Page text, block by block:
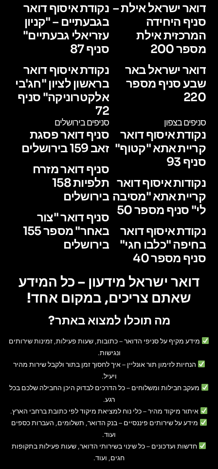
דואר ישראל אילת –
סניף היחידה
המרכזית אילת
מספר 200
דואר ישראל באר
שבע סניף מספר
220
נקודת איסוף דואר
בגבעתיים – "קניון
עזריאלי גבעתיים"
סניף 87
נקודת איסוף דואר
בראשון לציון "חג'בי
אלקטרוניקה" סניף
72
סניפים בצפון
נקודת איסוף דואר
קריית אתא "קטוף"
סניף 93
נקודות איסוף דואר
קריית אתא "מסיבה
לי" סניף מספר 50
נקודת איסוף דואר
בחיפה "כלבו חגי"
סניף מספר 40
סניפים בירושלים
סניף דואר פסגת
זאב 159 בירושלים
סניף דואר מזרח
תלפיות 158
בירושלים
סניף דואר "צור
באחר" מספר 155
בירושלים
דואר ישראל מידעון – כל המידע
שאתם צריכים, במקום אחד!
מה תוכלו למצוא באתר?
מידע מקיף על סניפי הדואר– כתובות, שעות פעילות, זמינות שירותים
ונגישות.
הנחיות לזימון תור אונליין – איך לחסוך זמן בתור ולקבל שירות מהיר
ויעיל.
מעקב חבילות ומשלוחים – כל הדרכים לבדוק היכן החבילה שלכם בכל
רגע.
איתור מיקוד מהיר– כלי נוח למציאת מיקוד לפי כתובת ברחבי הארץ.
מידע על שירותים פיננסיים – בנק הדואר, תשלומים, העברות כספים
ועוד.
חדשות ועדכונים – כל שינוי בשירותי הדואר, שעות פעילות בתקופות
חגים, ועוד.